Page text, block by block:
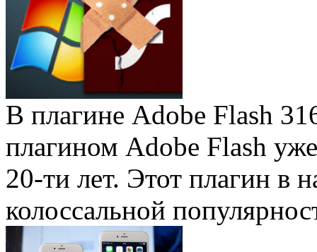
В плагине Adobe Flash
плагином Adobe Flash
20-ти лет. Этот плагин в
колоссальной